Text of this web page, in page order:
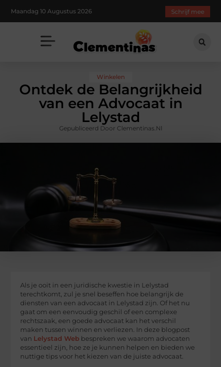
Maandag 10 Augustus 2026 Schrijf mee
Winkelen
Ontdek de Belangrijkheid
van een Advocaat in
Lelystad
Gepubliceerd Door Clementinas.nl
Als je ooit in een juridische kwestie in Lelystad
terechtkomt, zul je snel beseffen hoe belangrijk de
diensten van een advocaat in Lelystad zijn. Of het nu
gaat om een eenvoudig geschil of een complexe
rechtszaak, een goede advocaat kan het verschil
maken tussen winnen en verliezen. In deze blogpost
van Lelystad Web bespreken we waarom advocaten
essentieel zijn, hoe ze je kunnen helpen en bieden we
nuttige tips voor het kiezen van de juiste advocaat.